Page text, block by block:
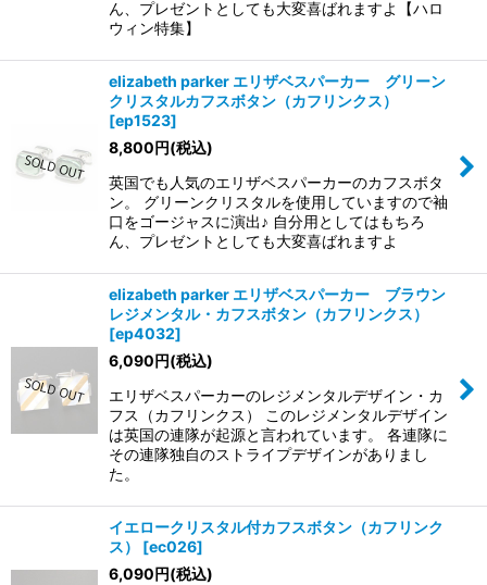
ん、プレゼントとしても大変喜ばれますよ【ハロ
ウィン特集】
elizabeth parker エリザベスパーカー グリーン
クリスタルカフスボタン（カフリンクス）
[ep1523]
8,800円(税込)
英国でも人気のエリザベスパーカーのカフスボタ
ン。 グリーンクリスタルを使用していますので袖
口をゴージャスに演出♪ 自分用としてはもちろ
ん、プレゼントとしても大変喜ばれますよ
elizabeth parker エリザベスパーカー ブラウン
レジメンタル・カフスボタン（カフリンクス）
[ep4032]
6,090円(税込)
エリザベスパーカーのレジメンタルデザイン・カ
フス（カフリンクス） このレジメンタルデザイン
は英国の連隊が起源と言われています。 各連隊に
その連隊独自のストライプデザインがありまし
た。
イエロークリスタル付カフスボタン（カフリンク
ス）
[ec026]
6,090円(税込)